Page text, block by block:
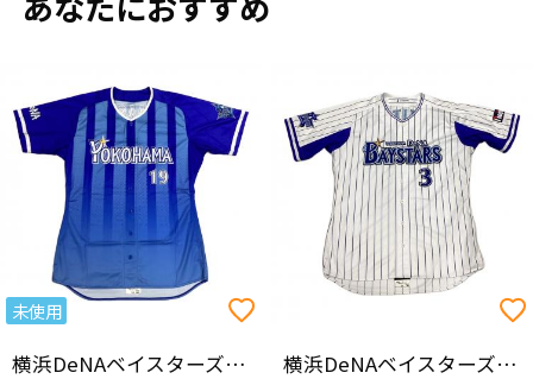
未使用
横浜DeNAベイスターズ（ヨコハマディーエヌエーベイスターズ）
横浜DeNAベイスターズ（ヨコハマディーエヌエーベイスターズ）